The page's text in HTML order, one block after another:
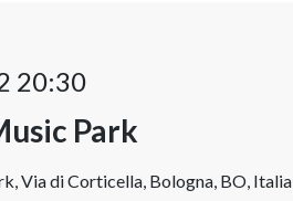
20:30
Park
Via di Corticella, Bologna, BO, Italia